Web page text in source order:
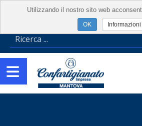
Utilizzando il nostro sito web
Informazioni